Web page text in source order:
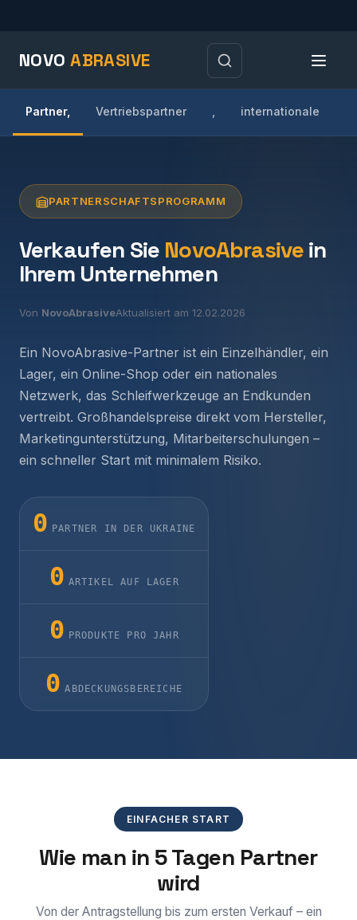
NOVOABRASIVE
Partner, Vertriebspartner internationale
PARTNERSCHAFTSPROGRAMM
Verkaufen Sie NovoAbrasivein
Ihrem Unternehmen
Von NovoAbrasiveAktualisiert am 12.02.2026
Ein NovoAbrasive-Partner ist ein Einzelhändler, ein
Lager, ein Online-Shop oder ein nationales
Netzwerk, das Schleifwerkzeuge an Endkunden
vertreibt. Großhandelspreise direkt vom Hersteller,
Marketingunterstützung, Mitarbeiterschulungen –
ein schneller Start mit minimalem Risiko.
0 PARTNER IN DER UKRAINE
0 ARTIKEL AUF LAGER
0 PRODUKTE PRO JAHR
0 ABDECKUNGSBEREICHE
EINFACHER START
Wie man in 5 Tagen Partner
wird
Von der Antragstellung bis zum ersten Verkauf – ein